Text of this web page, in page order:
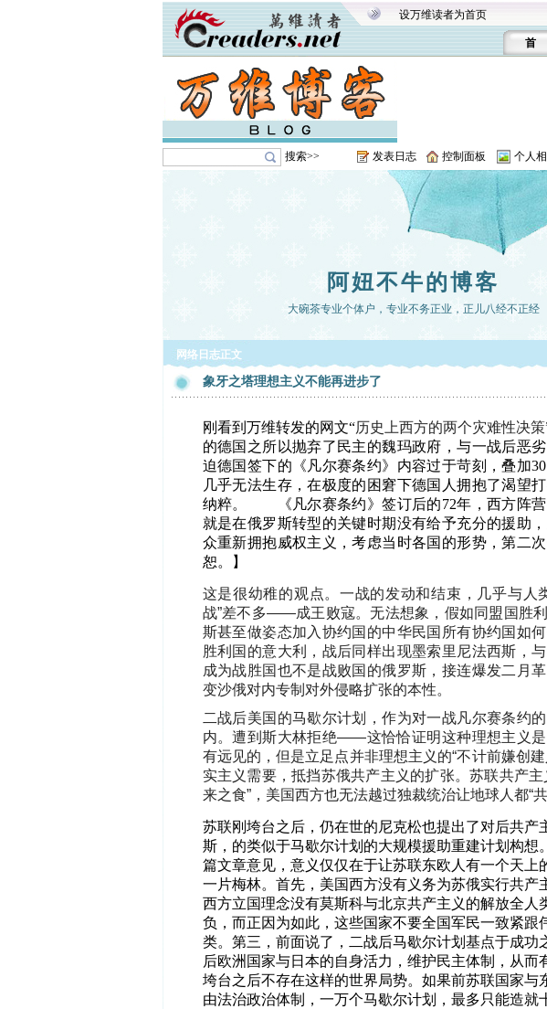
设万维读者为首页
首
搜索>> 发表日志 控制面板 个人
阿妞不牛的博客
大碗茶专业个体户，专业不务正业，正儿八经不正经
网络日志正文
象牙之塔理想主义不能再进步了
刚看到万维转发的网文“历史上西方的两个灾难性决
的德国之所以抛弃了民主的魏玛政府，与一战后恶
迫德国签下的《凡尔赛条约》内容过于苛刻，叠加
几乎无法生存，在极度的困窘下德国人拥抱了渴望
纳粹。 《凡尔赛条约》签订后的72年，西方阵营
就是在俄罗斯转型的关键时期没有给予充分的援助
众重新拥抱威权主义，考虑当时各国的形势，第二
恕。】
这是很幼稚的观点。一战的发动和结束，几乎与人
战”差不多——成王败寇。无法想象，假如同盟国胜
斯甚至做姿态加入协约国的中华民国所有协约国如
胜利国的意大利，战后同样出现墨索里尼法西斯，
成为战胜国也不是战败国的俄罗斯，接连爆发二月
变沙俄对内专制对外侵略扩张的本性。
二战后美国的马歇尔计划，作为对一战凡尔赛条约
内。遭到斯大林拒绝——这恰恰证明这种理想主义
有远见的，但是立足点并非理想主义的“不计前嫌创
实主义需要，抵挡苏俄共产主义的扩张。苏联共产
来之食”，美国西方也无法越过独裁统治让地球人都“
苏联刚垮台之后，仍在世的尼克松也提出了对后共产
斯，的类似于马歇尔计划的大规模援助重建计划构想
篇文章意见，意义仅仅在于让苏联东欧人有一个天上
一片梅林。首先，美国西方没有义务为苏俄实行共产
西方立国理念没有莫斯科与北京共产主义的解放全人
负，而正因为如此，这些国家不要全国军民一致紧跟
类。第三，前面说了，二战后马歇尔计划基点于成功
后欧洲国家与日本的自身活力，维护民主体制，从而
垮台之后不存在这样的世界局势。如果前苏联国家与
由法治政治体制，一万个马歇尔计划，最多只能造就